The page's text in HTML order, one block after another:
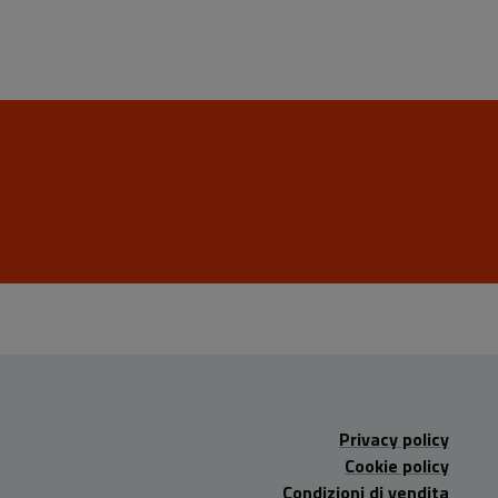
Privacy policy
Cookie policy
Condizioni di vendita